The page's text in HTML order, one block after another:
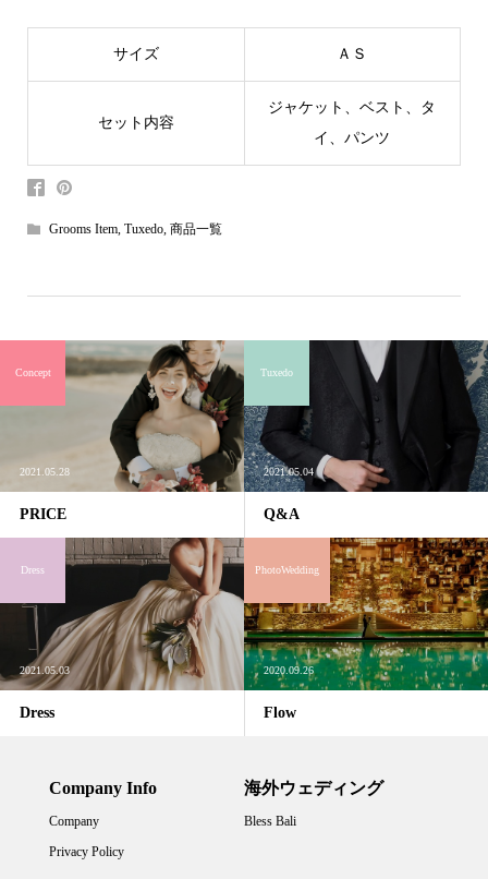
サイズ ＡＳ
セット内容
ジャケット、ベスト、タ
イ、パンツ
Grooms Item, Tuxedo, 商品一覧
2021.05.28
PRICE
Concept
2021.05.04
Q&A
Tuxedo
2021.05.03
Dress
Dress
2020.09.26
Flow
PhotoWedding
Company Info
Company
Privacy Policy
海外ウェディング
Bless Bali